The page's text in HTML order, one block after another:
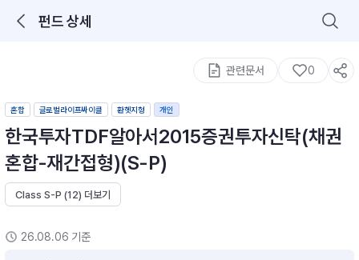
펀드 상세
구성종목 검색
관련문서 0
혼합 글로벌라이프싸이클 환헷지형 개인
한국투자TDF알아서2015증권투자신탁(채권
혼합-재간접형)(S-P)
Class S-P (12) 더보기
26.08.06 기준
추천 메뉴
ETF 랭킹